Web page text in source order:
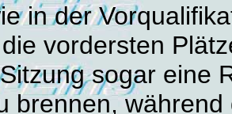
in der
vordersten
sogar eine
brennen,